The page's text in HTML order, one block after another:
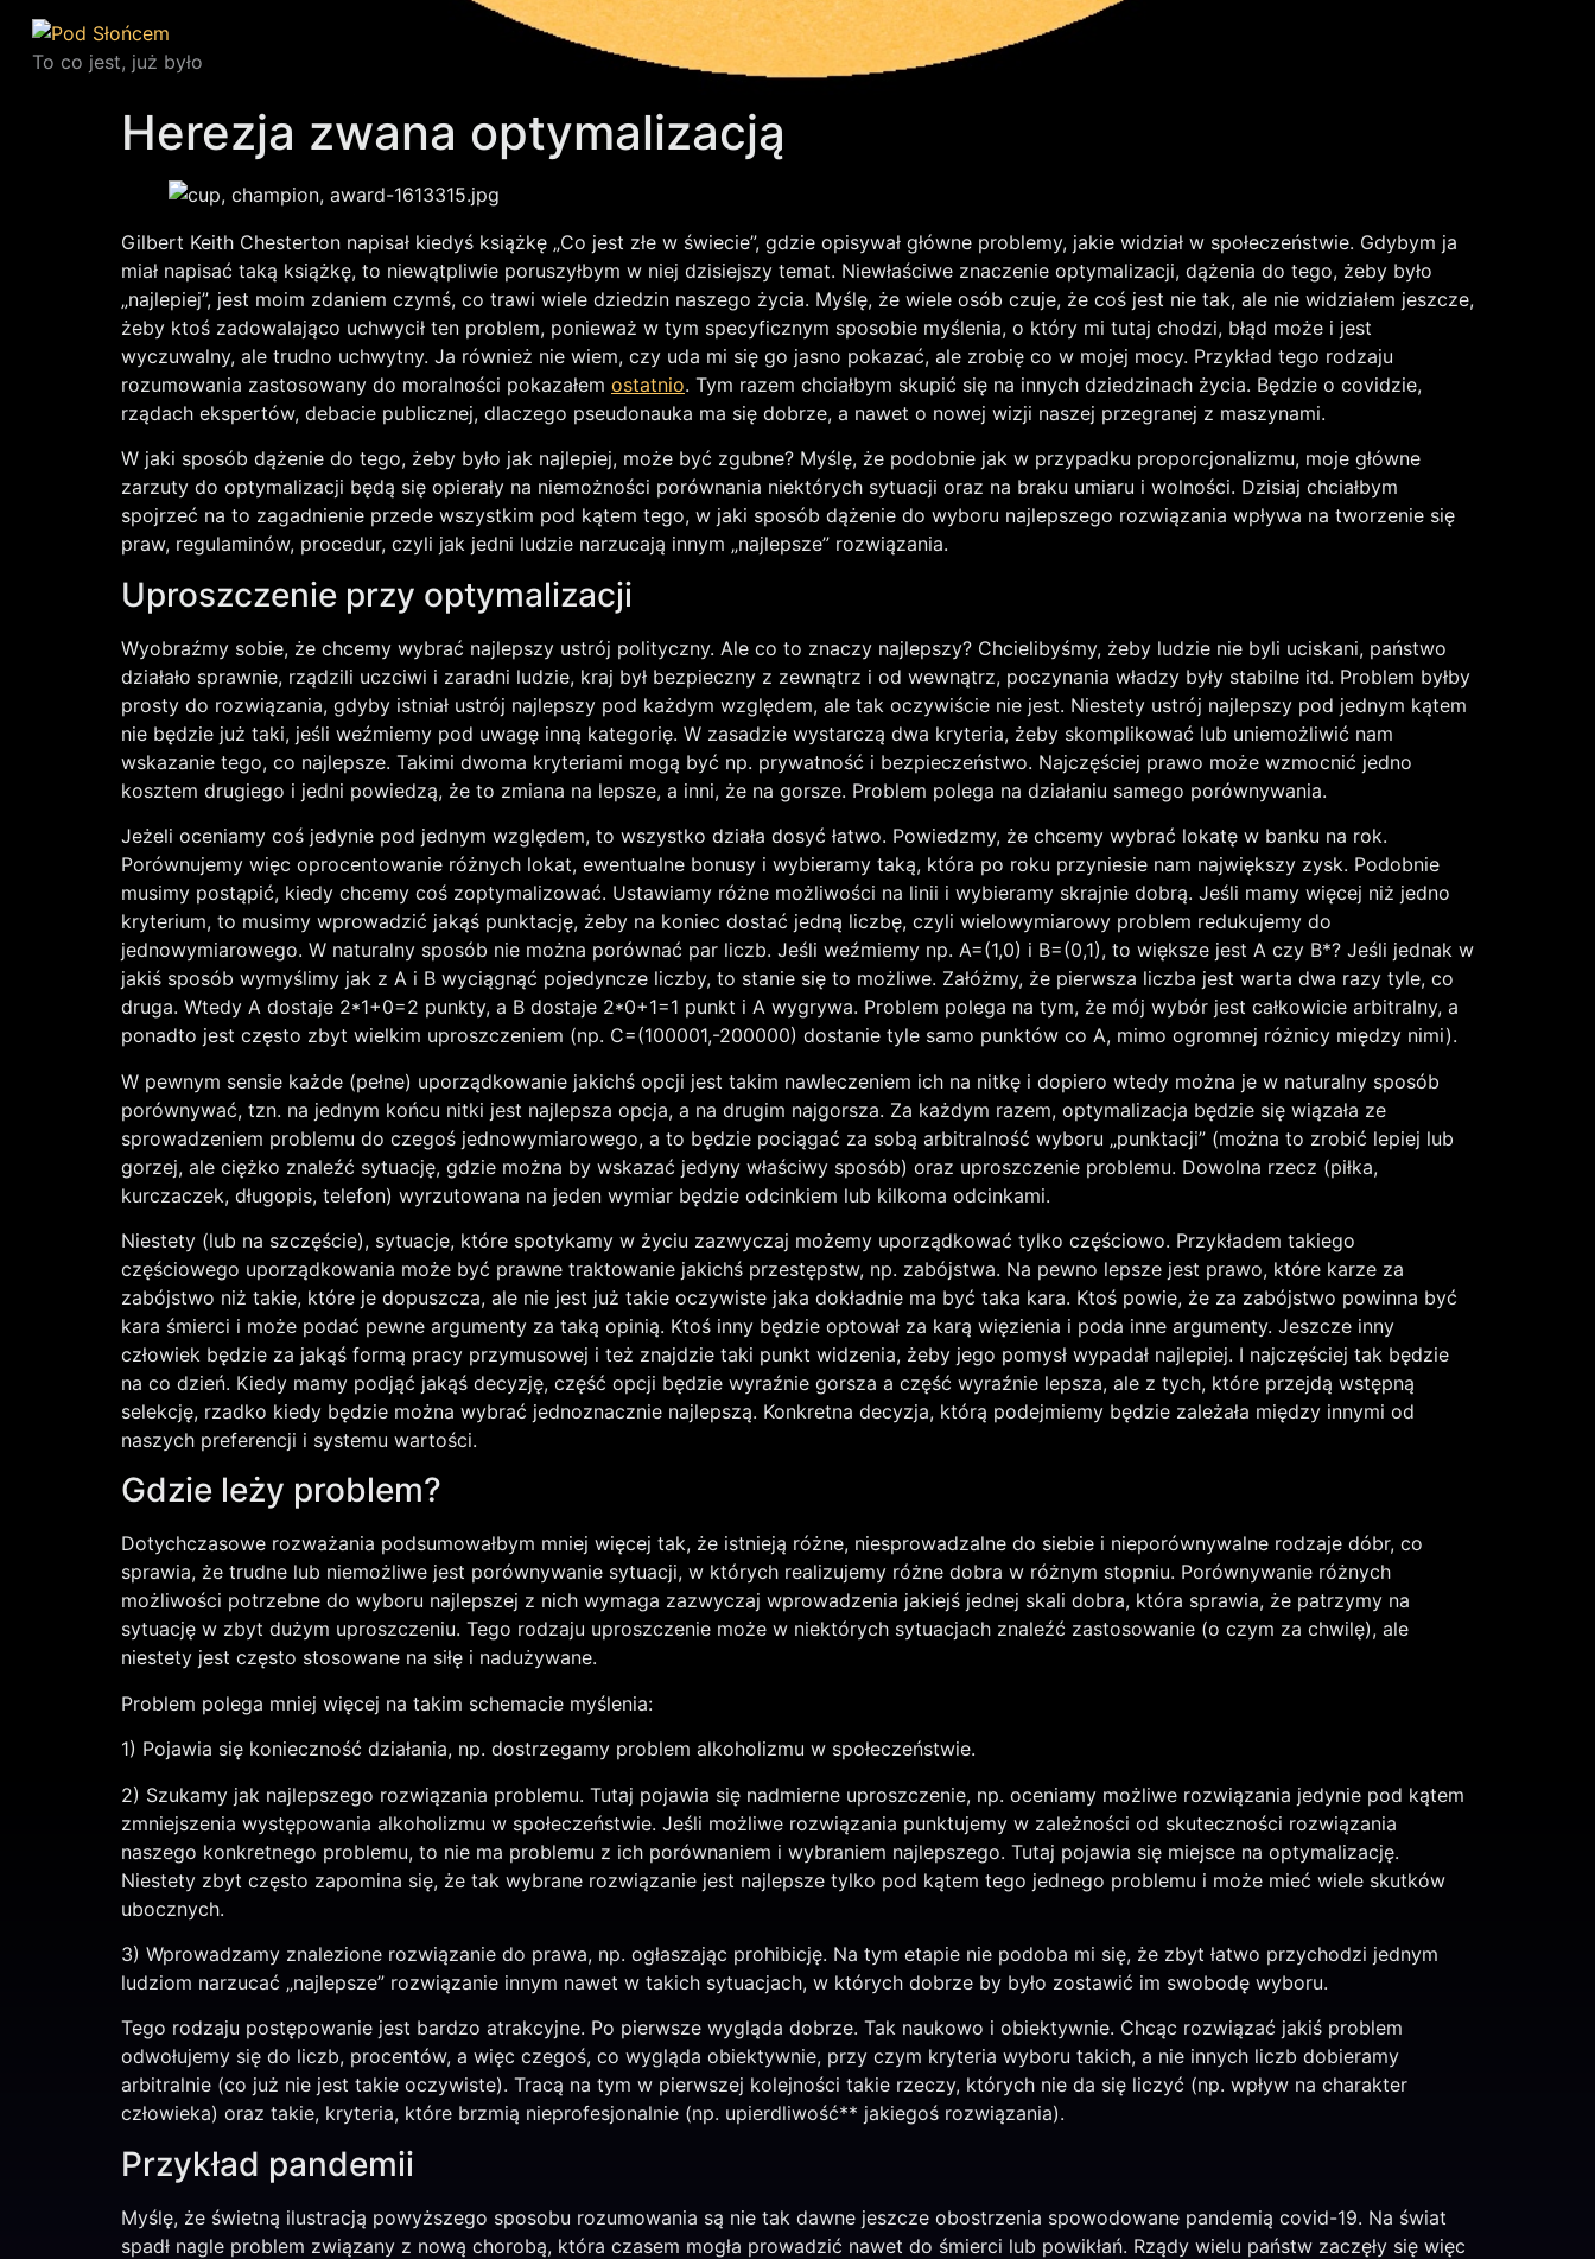
To co jest, już było
Herezja zwana optymalizacją
Gilbert Keith Chesterton napisał kiedyś książkę „Co jest złe w świecie”, gdzie opisywał główne problemy, jakie widział w społeczeństwie. Gdybym ja
miał napisać taką książkę, to niewątpliwie poruszyłbym w niej dzisiejszy temat. Niewłaściwe znaczenie optymalizacji, dążenia do tego, żeby było
„najlepiej”, jest moim zdaniem czymś, co trawi wiele dziedzin naszego życia. Myślę, że wiele osób czuje, że coś jest nie tak, ale nie widziałem jeszcze,
żeby ktoś zadowalająco uchwycił ten problem, ponieważ w tym specyficznym sposobie myślenia, o który mi tutaj chodzi, błąd może i jest
wyczuwalny, ale trudno uchwytny. Ja również nie wiem, czy uda mi się go jasno pokazać, ale zrobię co w mojej mocy. Przykład tego rodzaju
rozumowania zastosowany do moralności pokazałem ostatnio. Tym razem chciałbym skupić się na innych dziedzinach życia. Będzie o covidzie,
rządach ekspertów, debacie publicznej, dlaczego pseudonauka ma się dobrze, a nawet o nowej wizji naszej przegranej z maszynami.
W jaki sposób dążenie do tego, żeby było jak najlepiej, może być zgubne? Myślę, że podobnie jak w przypadku proporcjonalizmu, moje główne
zarzuty do optymalizacji będą się opierały na niemożności porównania niektórych sytuacji oraz na braku umiaru i wolności. Dzisiaj chciałbym
spojrzeć na to zagadnienie przede wszystkim pod kątem tego, w jaki sposób dążenie do wyboru najlepszego rozwiązania wpływa na tworzenie się
praw, regulaminów, procedur, czyli jak jedni ludzie narzucają innym „najlepsze” rozwiązania.
Uproszczenie przy optymalizacji
Wyobraźmy sobie, że chcemy wybrać najlepszy ustrój polityczny. Ale co to znaczy najlepszy? Chcielibyśmy, żeby ludzie nie byli uciskani, państwo
działało sprawnie, rządzili uczciwi i zaradni ludzie, kraj był bezpieczny z zewnątrz i od wewnątrz, poczynania władzy były stabilne itd. Problem byłby
prosty do rozwiązania, gdyby istniał ustrój najlepszy pod każdym względem, ale tak oczywiście nie jest. Niestety ustrój najlepszy pod jednym kątem
nie będzie już taki, jeśli weźmiemy pod uwagę inną kategorię. W zasadzie wystarczą dwa kryteria, żeby skomplikować lub uniemożliwić nam
wskazanie tego, co najlepsze. Takimi dwoma kryteriami mogą być np. prywatność i bezpieczeństwo. Najczęściej prawo może wzmocnić jedno
kosztem drugiego i jedni powiedzą, że to zmiana na lepsze, a inni, że na gorsze. Problem polega na działaniu samego porównywania.
Jeżeli oceniamy coś jedynie pod jednym względem, to wszystko działa dosyć łatwo. Powiedzmy, że chcemy wybrać lokatę w banku na rok.
Porównujemy więc oprocentowanie różnych lokat, ewentualne bonusy i wybieramy taką, która po roku przyniesie nam największy zysk. Podobnie
musimy postąpić, kiedy chcemy coś zoptymalizować. Ustawiamy różne możliwości na linii i wybieramy skrajnie dobrą. Jeśli mamy więcej niż jedno
kryterium, to musimy wprowadzić jakąś punktację, żeby na koniec dostać jedną liczbę, czyli wielowymiarowy problem redukujemy do
jednowymiarowego. W naturalny sposób nie można porównać par liczb. Jeśli weźmiemy np. A=(1,0) i B=(0,1), to większe jest A czy B*? Jeśli jednak w
jakiś sposób wymyślimy jak z A i B wyciągnąć pojedyncze liczby, to stanie się to możliwe. Załóżmy, że pierwsza liczba jest warta dwa razy tyle, co
druga. Wtedy A dostaje 2*1+0=2 punkty, a B dostaje 2*0+1=1 punkt i A wygrywa. Problem polega na tym, że mój wybór jest całkowicie arbitralny, a
ponadto jest często zbyt wielkim uproszczeniem (np. C=(100001,-200000) dostanie tyle samo punktów co A, mimo ogromnej różnicy między nimi).
W pewnym sensie każde (pełne) uporządkowanie jakichś opcji jest takim nawleczeniem ich na nitkę i dopiero wtedy można je w naturalny sposób
porównywać, tzn. na jednym końcu nitki jest najlepsza opcja, a na drugim najgorsza. Za każdym razem, optymalizacja będzie się wiązała ze
sprowadzeniem problemu do czegoś jednowymiarowego, a to będzie pociągać za sobą arbitralność wyboru „punktacji” (można to zrobić lepiej lub
gorzej, ale ciężko znaleźć sytuację, gdzie można by wskazać jedyny właściwy sposób) oraz uproszczenie problemu. Dowolna rzecz (piłka,
kurczaczek, długopis, telefon) wyrzutowana na jeden wymiar będzie odcinkiem lub kilkoma odcinkami.
Niestety (lub na szczęście), sytuacje, które spotykamy w życiu zazwyczaj możemy uporządkować tylko częściowo. Przykładem takiego
częściowego uporządkowania może być prawne traktowanie jakichś przestępstw, np. zabójstwa. Na pewno lepsze jest prawo, które karze za
zabójstwo niż takie, które je dopuszcza, ale nie jest już takie oczywiste jaka dokładnie ma być taka kara. Ktoś powie, że za zabójstwo powinna być
kara śmierci i może podać pewne argumenty za taką opinią. Ktoś inny będzie optował za karą więzienia i poda inne argumenty. Jeszcze inny
człowiek będzie za jakąś formą pracy przymusowej i też znajdzie taki punkt widzenia, żeby jego pomysł wypadał najlepiej. I najczęściej tak będzie
na co dzień. Kiedy mamy podjąć jakąś decyzję, część opcji będzie wyraźnie gorsza a część wyraźnie lepsza, ale z tych, które przejdą wstępną
selekcję, rzadko kiedy będzie można wybrać jednoznacznie najlepszą. Konkretna decyzja, którą podejmiemy będzie zależała między innymi od
naszych preferencji i systemu wartości.
Gdzie leży problem?
Dotychczasowe rozważania podsumowałbym mniej więcej tak, że istnieją różne, niesprowadzalne do siebie i nieporównywalne rodzaje dóbr, co
sprawia, że trudne lub niemożliwe jest porównywanie sytuacji, w których realizujemy różne dobra w różnym stopniu. Porównywanie różnych
możliwości potrzebne do wyboru najlepszej z nich wymaga zazwyczaj wprowadzenia jakiejś jednej skali dobra, która sprawia, że patrzymy na
sytuację w zbyt dużym uproszczeniu. Tego rodzaju uproszczenie może w niektórych sytuacjach znaleźć zastosowanie (o czym za chwilę), ale
niestety jest często stosowane na siłę i nadużywane.
Problem polega mniej więcej na takim schemacie myślenia:
1) Pojawia się konieczność działania, np. dostrzegamy problem alkoholizmu w społeczeństwie.
2) Szukamy jak najlepszego rozwiązania problemu. Tutaj pojawia się nadmierne uproszczenie, np. oceniamy możliwe rozwiązania jedynie pod kątem
zmniejszenia występowania alkoholizmu w społeczeństwie. Jeśli możliwe rozwiązania punktujemy w zależności od skuteczności rozwiązania
naszego konkretnego problemu, to nie ma problemu z ich porównaniem i wybraniem najlepszego. Tutaj pojawia się miejsce na optymalizację.
Niestety zbyt często zapomina się, że tak wybrane rozwiązanie jest najlepsze tylko pod kątem tego jednego problemu i może mieć wiele skutków
ubocznych.
3) Wprowadzamy znalezione rozwiązanie do prawa, np. ogłaszając prohibicję. Na tym etapie nie podoba mi się, że zbyt łatwo przychodzi jednym
ludziom narzucać „najlepsze” rozwiązanie innym nawet w takich sytuacjach, w których dobrze by było zostawić im swobodę wyboru.
Tego rodzaju postępowanie jest bardzo atrakcyjne. Po pierwsze wygląda dobrze. Tak naukowo i obiektywnie. Chcąc rozwiązać jakiś problem
odwołujemy się do liczb, procentów, a więc czegoś, co wygląda obiektywnie, przy czym kryteria wyboru takich, a nie innych liczb dobieramy
arbitralnie (co już nie jest takie oczywiste). Tracą na tym w pierwszej kolejności takie rzeczy, których nie da się liczyć (np. wpływ na charakter
człowieka) oraz takie, kryteria, które brzmią nieprofesjonalnie (np. upierdliwość** jakiegoś rozwiązania).
Przykład pandemii
Myślę, że świetną ilustracją powyższego sposobu rozumowania są nie tak dawne jeszcze obostrzenia spowodowane pandemią covid-19. Na świat
spadł nagle problem związany z nową chorobą, która czasem mogła prowadzić nawet do śmierci lub powikłań. Rządy wielu państw zaczęły się więc